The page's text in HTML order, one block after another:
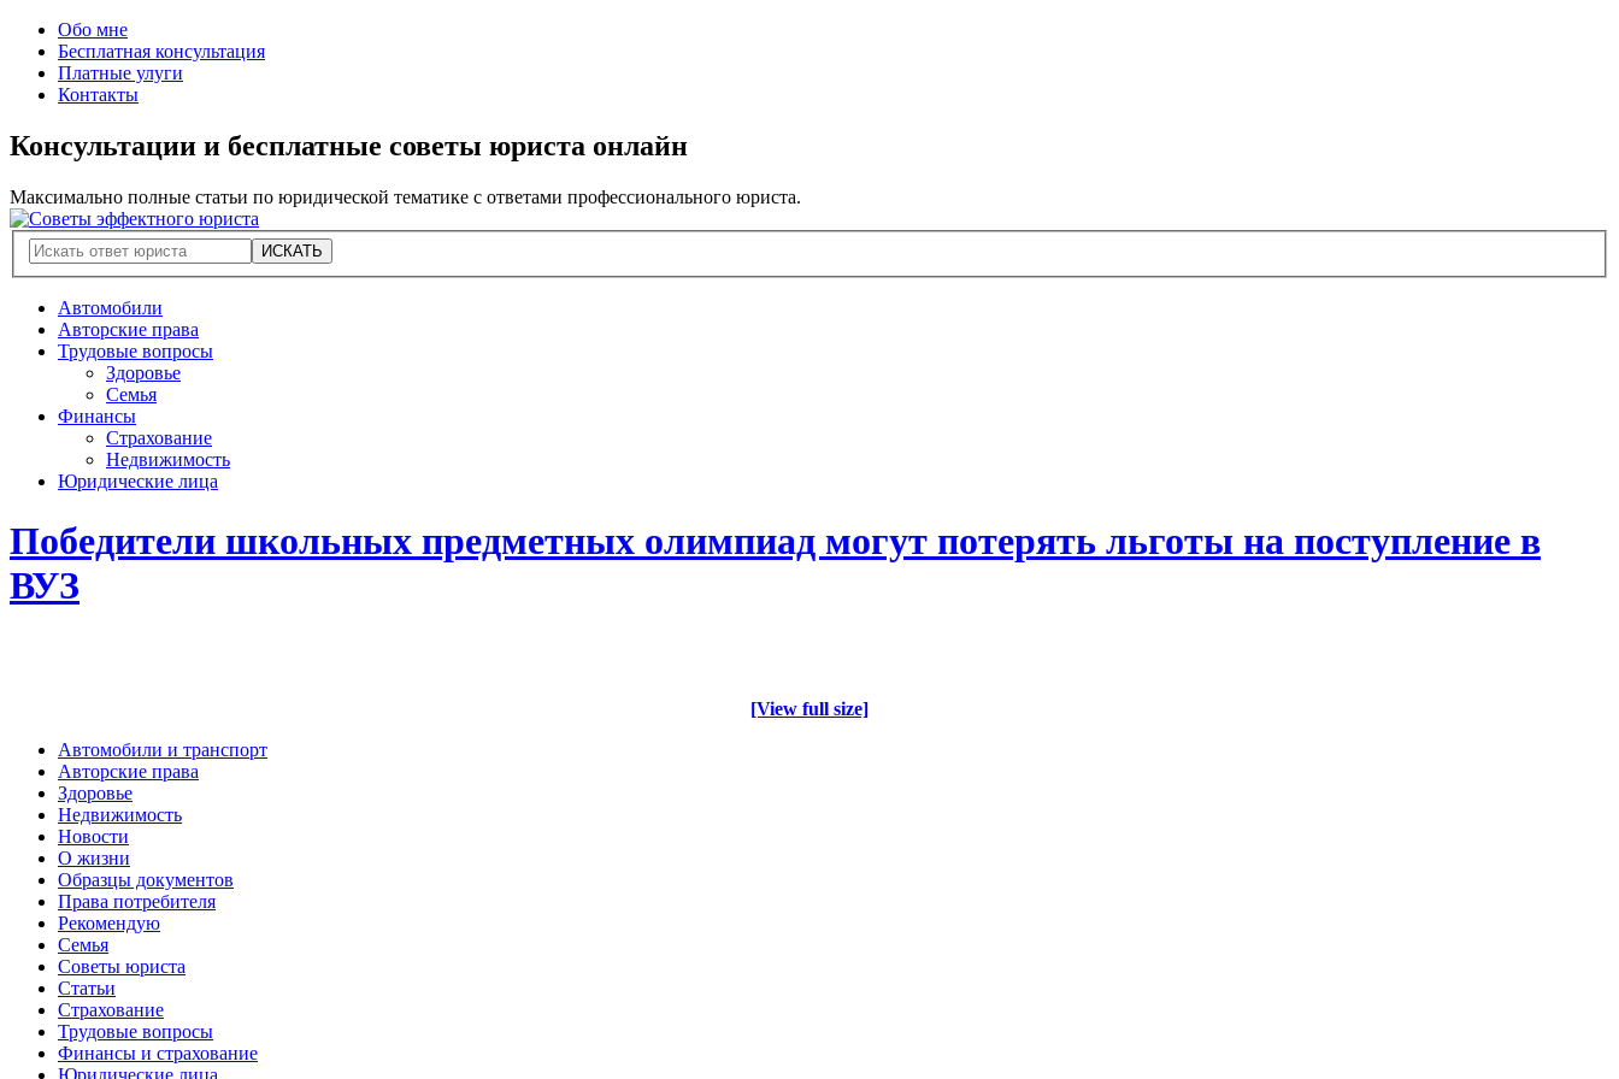
Обо мне
Бесплатная консультация
Платные улуги
Контакты
Консультации и бесплатные советы юриста онлайн
Максимально полные статьи по юридической тематике с ответами профессионального юриста.
Автомобили
Авторские права
Трудовые вопросы
Здоровье
Семья
Финансы
Страхование
Недвижимость
Юридические лица
Победители школьных предметных олимпиад могут потерять льготы на поступление в
ВУЗ
[View full size]
Автомобили и транспорт
Авторские права
Здоровье
Недвижимость
Новости
О жизни
Образцы документов
Права потребителя
Рекомендую
Семья
Советы юриста
Статьи
Страхование
Трудовые вопросы
Финансы и страхование